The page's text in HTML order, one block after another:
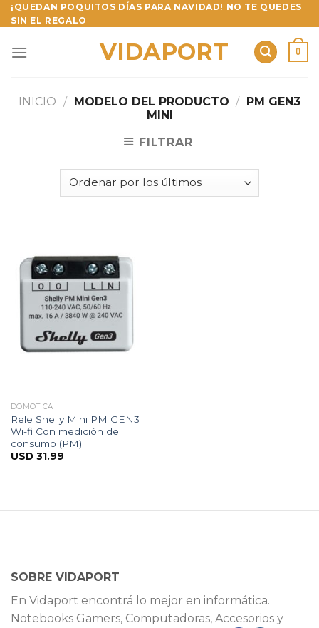
Skip
to
¡QUEDAN POQUITOS DÍAS PARA NAVIDAD! NO TE QUEDES
SIN EL REGALO
VIDAPORT 0
INICIO / MODELO DEL PRODUCTO / PM GEN3
MINI
FILTRAR
DOMÓTICA
Rele Shelly Mini PM GEN3
Wi-fi Con medición de
consumo (PM)
USD 31.99
SOBRE VIDAPORT
En Vidaport encontrá lo mejor en informática.
Notebooks Gamers, Computadoras, Accesorios y